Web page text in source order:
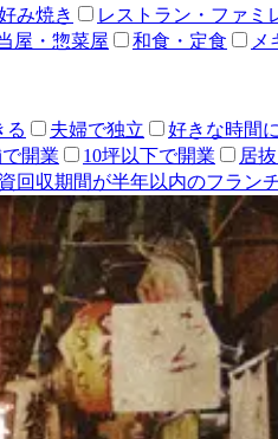
み焼き レストラン・ファミ
屋・惣菜屋 和食・定食 メ
る 夫婦で独立 好きな時間
開業 10坪以下で開業 居
回収期間が半年以内のフラン